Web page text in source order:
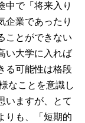
中で「将来入り
企業であったり
ことができない
い大学に入れば
る可能性は格段
なことを意識し
いますが、とて
りも、「短期的